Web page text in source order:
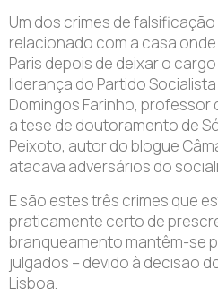
Um dos crimes de
relacionado com a casa
Paris depois de deixar o
liderança do Partido
Domingos Farinho, professor
a tese de doutoramento de
Peixoto, autor do blogue
atacava adversários do
E são estes três crimes que
praticamente certo de
branqueamento mantêm-se
julgados – devido à decisão
Lisboa.